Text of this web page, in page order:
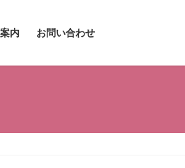
内 お問い合わせ